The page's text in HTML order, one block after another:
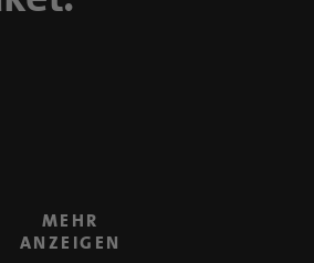
MEHR
ANZEIGEN